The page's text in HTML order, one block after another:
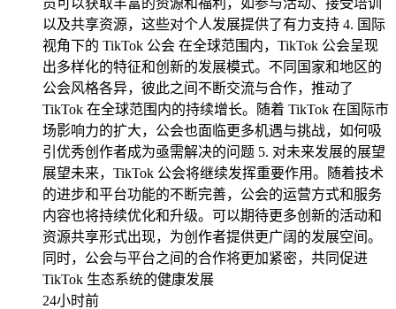
以及共享资源，这些对个人发展提供了有力支持 4. 国际
视角下的 TikTok 公会 在全球范围内，TikTok 公会呈现
出多样化的特征和创新的发展模式。不同国家和地区的
公会风格各异，彼此之间不断交流与合作，推动了
TikTok 在全球范围内的持续增长。随着 TikTok 在国际市
场影响力的扩大，公会也面临更多机遇与挑战，如何吸
引优秀创作者成为亟需解决的问题 5. 对未来发展的展望
展望未来，TikTok 公会将继续发挥重要作用。随着技术
的进步和平台功能的不断完善，公会的运营方式和服务
内容也将持续优化和升级。可以期待更多创新的活动和
资源共享形式出现，为创作者提供更广阔的发展空间。
同时，公会与平台之间的合作将更加紧密，共同促进
TikTok 生态系统的健康发展
24小时前